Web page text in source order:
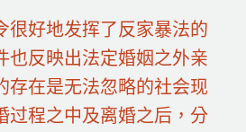
很好地发挥了反家暴法的
也反映出法定婚姻之外亲
存在是无法忽略的社会现
过程之中及离婚之后，分